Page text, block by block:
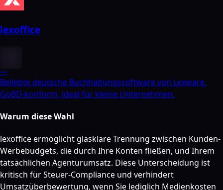
lexoffice
—
Beliebte deutsche Buchhaltungssoftware von Lexware.
GoBD-konform, ideal für kleine Unternehmen.
Warum diese Wahl
lexoffice ermöglicht glasklare Trennung zwischen Kunden-
Werbebudgets, die durch Ihre Konten fließen, und Ihrem
tatsächlichen Agenturumsatz. Diese Unterscheidung ist
kritisch für Steuer-Compliance und verhindert
Umsatzüberbewertung, wenn Sie lediglich Medienkosten